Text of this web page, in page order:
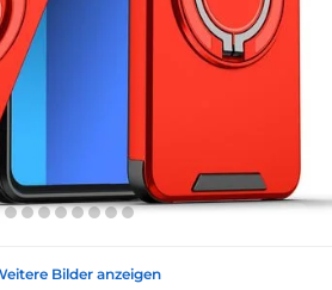
Bilder anzeigen